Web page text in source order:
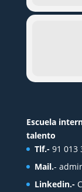
Escuela
talento
Tlf.- 91 013
Mail.-
Linkedin.-